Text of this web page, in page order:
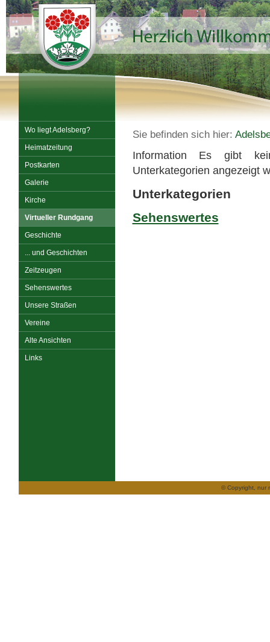
Wo liegt Adelsberg?
Heimatzeitung
Postkarten
Galerie
Kirche
Virtueller Rundgang
Geschichte
... und Geschichten
Zeitzeugen
Sehenswertes
Unsere Straßen
Vereine
Alte Ansichten
Links
Sie befinden sich hier:
Information Es gibt
Unterkategorien angezeigt
Unterkategorien
Sehenswertes
© Copyright, nur